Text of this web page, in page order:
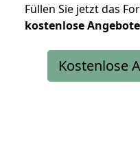
Füllen Sie jetzt das
kostenlose
Kostenlose